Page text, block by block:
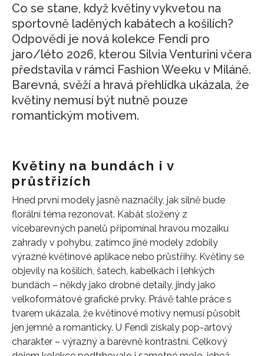
Co se stane, když květiny vykvetou na
sportovně laděných kabátech a košilích?
Odpovědí je nová kolekce Fendi pro
jaro/léto 2026, kterou Silvia Venturini včera
představila v rámci Fashion Weeku v Miláně.
Barevná, svěží a hravá přehlídka ukázala, že
květiny nemusí být nutně pouze
romantickým motivem.
Květiny na bundách i v
průstřizích
Hned první modely jasně naznačily, jak silně bude
florální téma rezonovat. Kabát složený z
vícebarevných panelů připomínal hravou mozaiku
zahrady v pohybu, zatímco jiné modely zdobily
výrazné květinové aplikace nebo průstřihy. Květiny se
objevily na košilích, šatech, kabelkách i lehkých
bundách – někdy jako drobné detaily, jindy jako
velkoformátové grafické prvky. Právě tahle práce s
tvarem ukázala, že květinové motivy nemusí působit
jen jemně a romanticky. U Fendi získaly pop-artový
charakter – výrazný a barevně kontrastní. Celkový